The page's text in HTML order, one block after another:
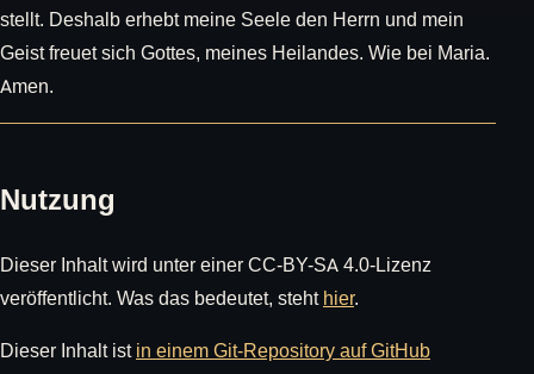
stellt. Deshalb erhebt meine Seele den Herrn und mein
Geist freuet sich Gottes, meines Heilandes. Wie bei Maria.
Amen.
Nutzung
Dieser Inhalt wird unter einer CC-BY-SA 4.0-Lizenz
veröffentlicht. Was das bedeutet, stehthier.
Dieser Inhalt istin einem Git-Repository auf GitHub